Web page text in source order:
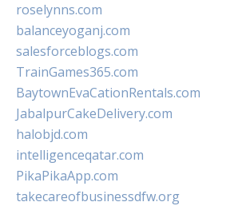
roselynns.com
balanceyoganj.com
salesforceblogs.com
TrainGames365.com
BaytownEvaCationRentals.com
JabalpurCakeDelivery.com
halobjd.com
intelligenceqatar.com
PikaPikaApp.com
takecareofbusinessdfw.org